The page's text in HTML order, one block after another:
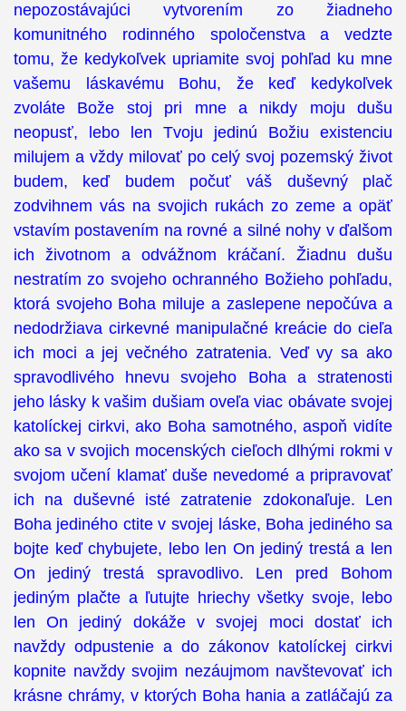
nepozostávajúci vytvorením zo žiadneho
komunitného rodinného spoločenstva a vedzte
tomu, že kedykoľvek upriamite svoj pohľad ku mne
vašemu láskavému Bohu, že keď kedykoľvek
zvoláte Bože stoj pri mne a nikdy moju dušu
neopusť, lebo len Tvoju jedinú Božiu existenciu
milujem a vždy milovať po celý svoj pozemský život
budem, keď budem počuť váš duševný plač
zodvihnem vás na svojich rukách zo zeme a opäť
vstavím postavením na rovné a silné nohy v ďalšom
ich životnom a odvážnom kráčaní. Žiadnu dušu
nestratím zo svojeho ochranného Božieho pohľadu,
ktorá svojeho Boha miluje a zaslepene nepočúva a
nedodržiava cirkevné manipulačné kreácie do cieľa
ich moci a jej večného zatratenia. Veď vy sa ako
spravodlivého hnevu svojeho Boha a stratenosti
jeho lásky k vašim dušiam oveľa viac obávate svojej
katolíckej cirkvi, ako Boha samotného, aspoň vidíte
ako sa v svojich mocenských cieľoch dlhými rokmi v
svojom učení klamať duše nevedomé a pripravovať
ich na duševné isté zatratenie zdokonaľuje. Len
Boha jediného ctite v svojej láske, Boha jediného sa
bojte keď chybujete, lebo len On jediný trestá a len
On jediný trestá spravodlivo. Len pred Bohom
jediným plačte a ľutujte hriechy všetky svoje, lebo
len On jediný dokáže v svojej moci dostať ich
navždy odpustenie a do zákonov katolíckej cirkvi
kopnite navždy svojim nezáujmom navštevovať ich
krásne chrámy, v ktorých Boha hania a zatláčajú za